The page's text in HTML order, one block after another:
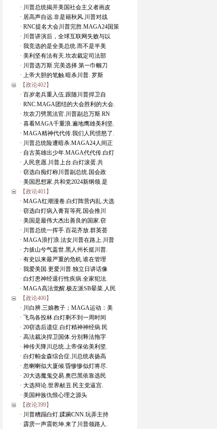
· 川普总统揭开美国社会主义者画皮
· 居高声自远.非是籍秋风.川普对战
· RNC提名大会川普完胜.MAGA24国策
· 川普讲演后，全球互联网失败与以
· 我竞选的是全美总统.而不是半美
· 美利坚有法有天.坎农裁定司法部
· 川普选万斯.完美选择.第一巾帼刀
· 上帝大胆的笔触.暗杀川普. 罗斯
【政论402】
· 百岁老兵重入伍.跟随川普捍卫自
· RNC.MAGA团结的大会胜利的大会.
· 坎农刀劈黑法官.川普副总万斯.RN
· 喜看MAGA千重浪.遍地鹰雄美利坚.
· MAGA精神代代传.我们人民愤怒了.
· 川普总统险遭暗杀.MAGA24人间正
· 自古英雄出少年.MAGA代代传.白灯
· 人民意愿.川普上台.白灯滚蛋.共
· 窃选白痴灯称川普副总统.国会政
· 美国思想家.共和党2024新纲领.是
【政论401】
· MAGA红潮漫卷.白灯阵营内乱.大选
· 窃选白灯病入膏肓等死.国会推川
· 美国是最伟大杰出善良的国家.窃
· 川普总统一挥手.百花齐放.群英荟
· MAGA浪打浪.法女川普在路上.川普
· 力拔山兮气盖世.黑人州长挺川普.
· 有史以来最严重的危机.谁在管理
· 我爱美国.更爱川普.独立日讲话像
· 白灯患神经退行性疾病.全家犯法.
· MAGA高法觉醒.极左派SB晕菜.人民
【政论400】
· 川白辨.三娘教子；MAGA运动：美
· 飞鸟各投林.白灯剩不到一周时间
· 20窃选后遗症.白灯精神神经病.民
· 高法裁决捍卫国体.分别释法拖字
· 神传天降川总统.上帝保佑美利坚.
· 白灯帕金森综合症.川总统表扬高
· 忽喇喇似大厦倾.昏惨惨似灯将尽.
· 20大选魔鬼交易.奥巴黑依靠选民
· 大选辩论.世界献丑.民主党逼宫.
· 美国种族仇恨心理之源头
【政论399】
· 川普糟蹋白灯.蹂躏CNN.玩弄主持
· 霹雳一声震乾坤.来了川普领路人.